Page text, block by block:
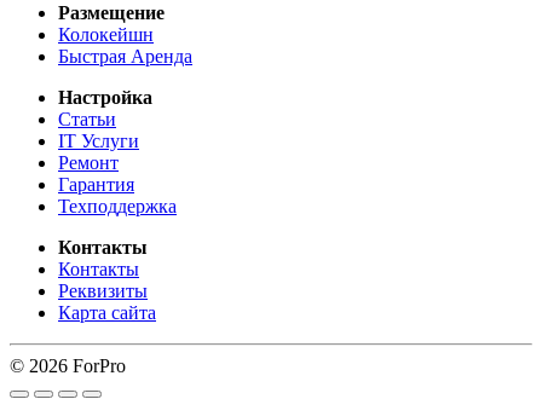
Размещение
Колокейшн
Быстрая Аренда
Настройка
Статьи
IT Услуги
Ремонт
Гарантия
Техподдержка
Контакты
Контакты
Реквизиты
Карта сайта
© 2026 ForPro